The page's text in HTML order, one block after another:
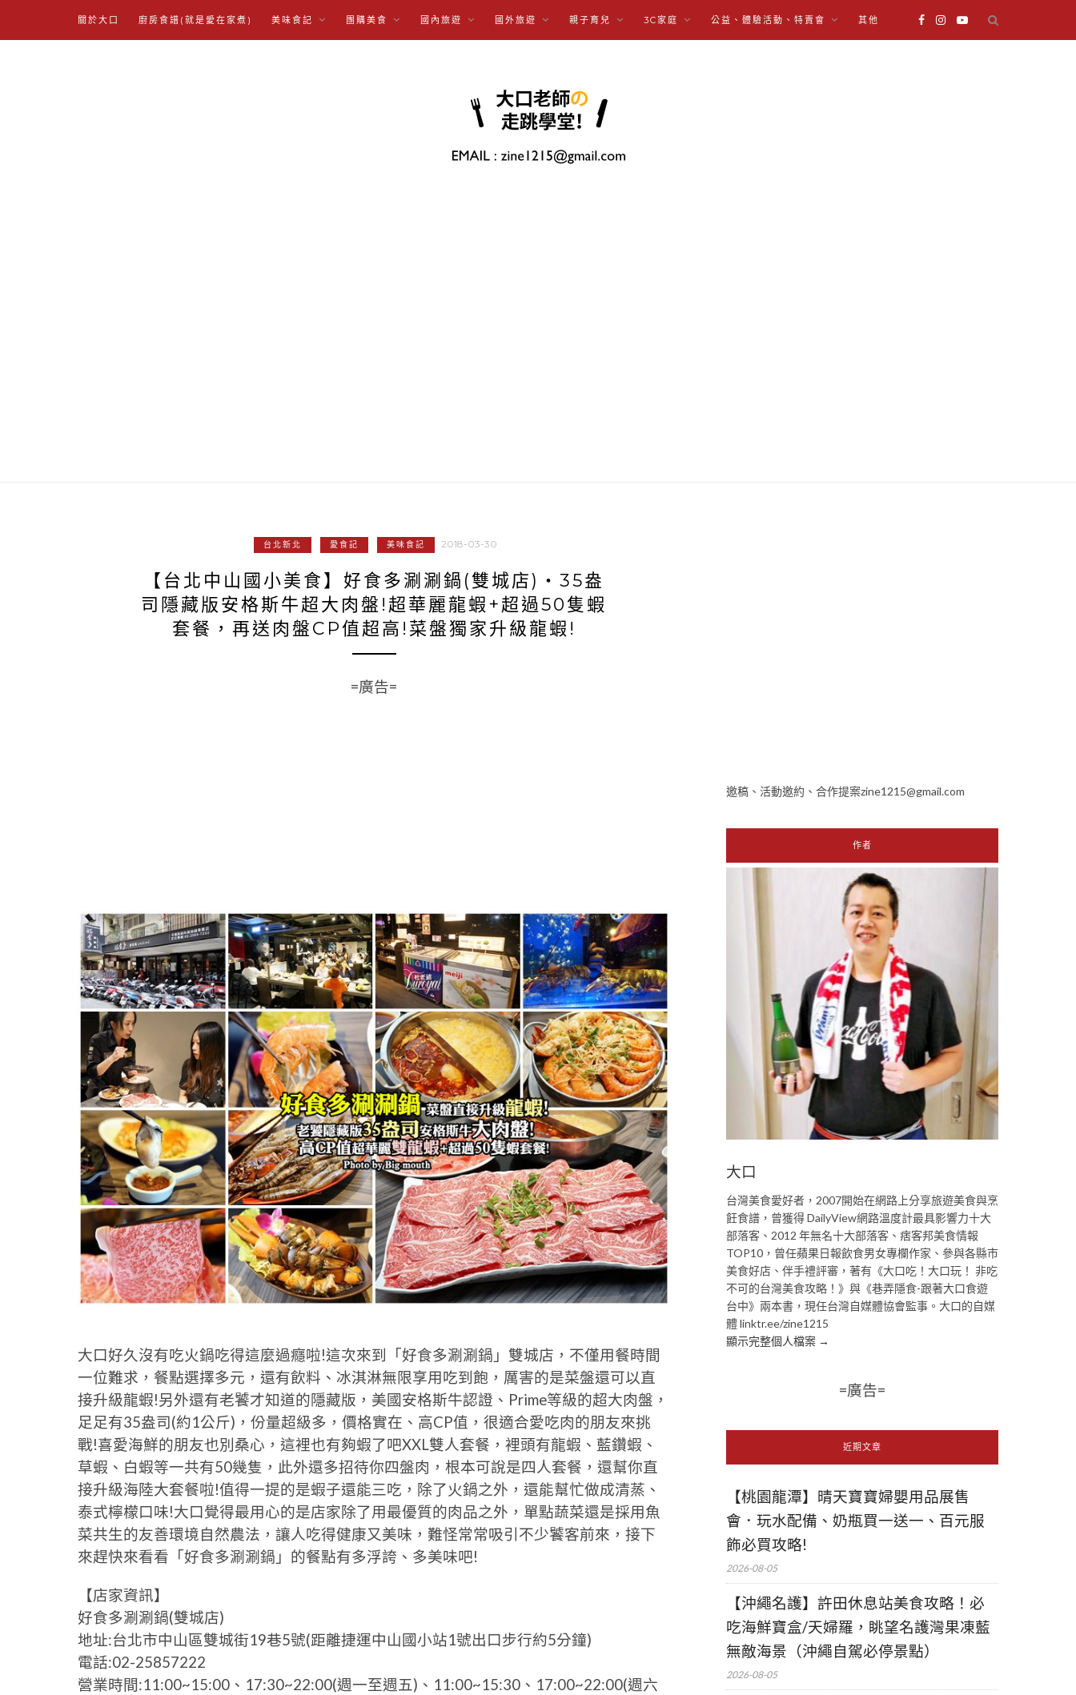
關於大口 廚房食譜(就是愛在家煮) 美味食記 團購美食 國內旅遊 國外旅遊 親子育兒 3C家庭 公益、體驗活動、特賣會 其他
台北新北 愛食記 美味食記 2018-03-30
【台北中山國小美食】好食多涮涮鍋(雙城店)‧35盎
司隱藏版安格斯牛超大肉盤!超華麗龍蝦+超過50隻蝦
套餐，再送肉盤CP值超高!菜盤獨家升級龍蝦!
=廣告=
大口好久沒有吃火鍋吃得這麼過癮啦!這次來到「好食多涮涮鍋」雙城店，不僅用餐時間
一位難求，餐點選擇多元，還有飲料、冰淇淋無限享用吃到飽，厲害的是菜盤還可以直
接升級龍蝦!另外還有老饕才知道的隱藏版，美國安格斯牛認證、Prime等級的超大肉盤，
足足有35盎司(約1公斤)，份量超級多，價格實在、高CP值，很適合愛吃肉的朋友來挑
戰!喜愛海鮮的朋友也別桑心，這裡也有夠蝦了吧XXL雙人套餐，裡頭有龍蝦、藍鑽蝦、
草蝦、白蝦等一共有50幾隻，此外還多招待你四盤肉，根本可說是四人套餐，還幫你直
接升級海陸大套餐啦!值得一提的是蝦子還能三吃，除了火鍋之外，還能幫忙做成清蒸、
泰式檸檬口味!大口覺得最用心的是店家除了用最優質的肉品之外，單點蔬菜還是採用魚
菜共生的友善環境自然農法，讓人吃得健康又美味，難怪常常吸引不少饕客前來，接下
來趕快來看看「好食多涮涮鍋」的餐點有多浮誇、多美味吧!
【店家資訊】
好食多涮涮鍋(雙城店)
地址:台北市中山區雙城街19巷5號(距離捷運中山國小站1號出口步行約5分鐘)
電話:02-25857222
營業時間:11:00~15:00、17:30~22:00(週一至週五)、11:00~15:30、17:00~22:00(週六
邀稿、活動邀約、合作提案zine1215@gmail.com
作者
大口
台灣美食愛好者，2007開始在網路上分享旅遊美食與烹
飪食譜，曾獲得 DailyView網路溫度計最具影響力十大
部落客、2012 年無名十大部落客、痞客邦美食情報
TOP10，曾任蘋果日報飲食男女專欄作家、參與各縣市
美食好店、伴手禮評審，著有《大口吃！大口玩！ 非吃
不可的台灣美食攻略！》與《巷弄隱食-跟著大口食遊
台中》兩本書，現任台灣自媒體協會監事。大口的自媒
體 linktr.ee/zine1215
顯示完整個人檔案 →
=廣告=
近期文章
【桃園龍潭】晴天寶寶婦嬰用品展售
會．玩水配備、奶瓶買一送一、百元服
飾必買攻略!
2026-08-05
【沖繩名護】許田休息站美食攻略！必
吃海鮮寶盒/天婦羅，眺望名護灣果凍藍
無敵海景（沖繩自駕必停景點）
2026-08-05